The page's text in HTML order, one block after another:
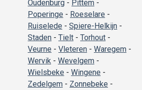
Oudenburg - Pittem -
Poperinge - Roeselare -
Ruiselede - Spiere-Helkijn -
Staden - Tielt - Torhout -
Veurne - Vleteren - Waregem -
Wervik - Wevelgem -
Wielsbeke - Wingene -
Zedelgem - Zonnebeke -